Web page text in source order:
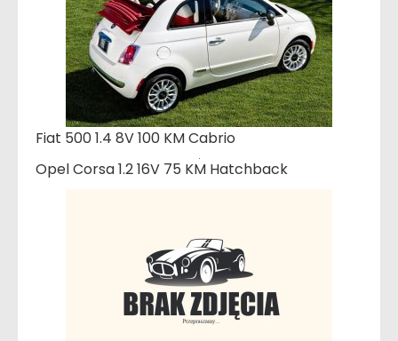
Fiat 500 1.4 8V 100 KM Cabrio
Opel Corsa 1.2 16V 75 KM Hatchback